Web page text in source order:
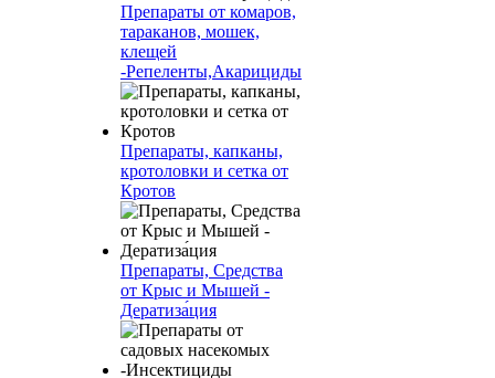
Препараты от комаров,
тараканов, мошек,
клещей
-Репеленты,Акарициды
Препараты, капканы,
кротоловки и сетка от
Кротов
Препараты, Средства
от Крыс и Мышей -
Дератиза́ция